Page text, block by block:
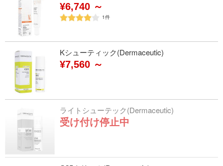
¥6,740 ～
1件
Kシューティック(Dermaceutic)
¥7,560 ～
ライトシューテック(Dermaceutic)
受け付け停止中